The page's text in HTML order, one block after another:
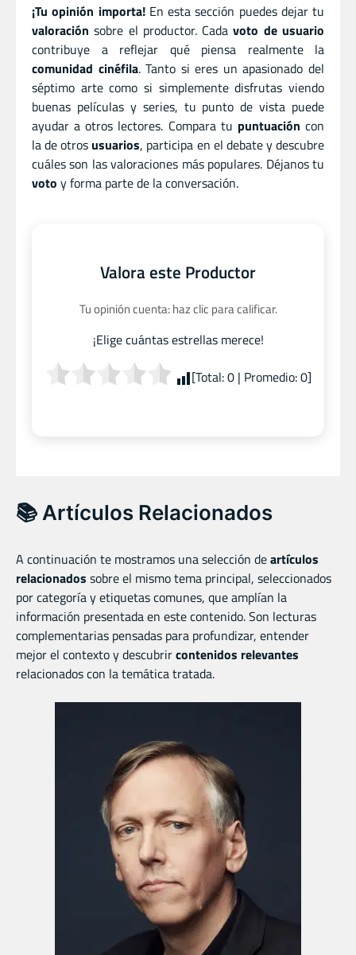
¡Tu opinión importa!En esta sección puedes dejar tu
valoración sobre el productor. Cadavoto de usuario
contribuye a reflejar qué piensa realmente la
comunidad cinéfila. Tanto si eres un apasionado del
séptimo arte como si simplemente disfrutas viendo
buenas películas y series, tu punto de vista puede
ayudar a otros lectores. Compara tu puntuación con
la de otros usuarios, participa en el debate y descubre
cuáles son las valoraciones más populares. Déjanos tu
voto y forma parte de la conversación.
Valora este Productor
Tu opinión cuenta: haz clic para calificar.
¡Elige cuántas estrellas merece!
[Total:0| Promedio:0]
📚 Artículos Relacionados
A continuación te mostramos una selección deartículos
relacionados sobre el mismo tema principal, seleccionados
por categoría y etiquetas comunes, que amplían la
información presentada en este contenido. Son lecturas
complementarias pensadas para profundizar, entender
mejor el contexto y descubrircontenidos relevantes
relacionados con la temática tratada.